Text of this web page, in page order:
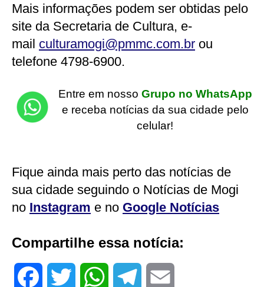
Mais informações podem ser obtidas pelo
site da Secretaria de Cultura, e-
mail culturamogi@pmmc.com.br ou
telefone 4798-6900.
Entre em nosso Grupo no WhatsApp
e receba notícias da sua cidade pelo
celular!
Fique ainda mais perto das notícias de
sua cidade seguindo o Notícias de Mogi
no Instagram e no Google Notícias
Compartilhe essa notícia: